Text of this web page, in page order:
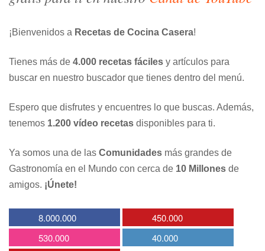
¡Bienvenidos a Recetas de Cocina Casera!
Tienes más de 4.000 recetas fáciles y artículos para
buscar en nuestro buscador que tienes dentro del menú.
Espero que disfrutes y encuentres lo que buscas. Además,
tenemos 1.200 vídeo recetas disponibles para ti.
Ya somos una de las Comunidades más grandes de
Gastronomía en el Mundo con cerca de 10 Millones de
amigos. ¡Únete!
8.000.000
450.000
530.000
40.000